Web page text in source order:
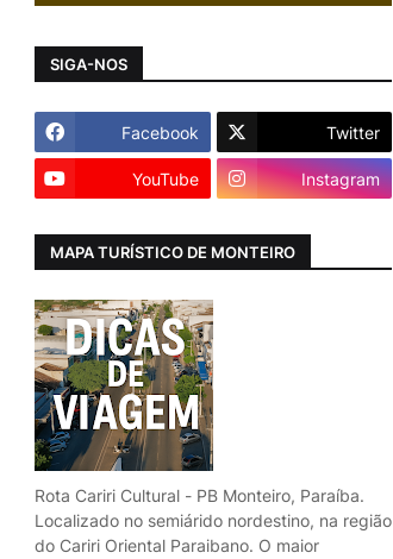
SIGA-NOS
Facebook Twitter
YouTube Instagram
MAPA TURÍSTICO DE MONTEIRO
Rota Cariri Cultural - PB Monteiro, Paraíba.
Localizado no semiárido nordestino, na região
do Cariri Oriental Paraibano. O maior